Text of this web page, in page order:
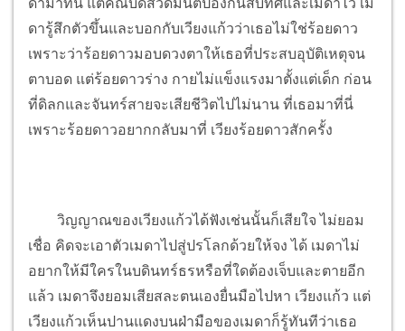
ดารู้สึกตัวขึ้นและบอกกับเวียงแก้วว่าเธอไม่ใช่ร้อยดาว
เพราะว่าร้อยดาวมอบดวงตาให้เธอที่ประสบอุบัติเหตุจน
ตาบอด แต่ร้อยดาวร่าง กายไม่แข็งแรงมาตั้งแต่เด็ก ก่อน
ที่ดิลกและจันทร์สายจะเสียชีวิตไปไม่นาน ที่เธอมาที่นี่
เพราะร้อยดาวอยากกลับมาที่ เวียงร้อยดาวสักครั้ง
วิญญาณของเวียงแก้วได้ฟังเช่นนั้นก็เสียใจ ไม่ยอม
เชื่อ คิดจะเอาตัวเมดาไปสู่ปรโลกด้วยให้จง ได้ เมดาไม่
อยากให้มีใครในบดินทร์ธรหรือที่ใดต้องเจ็บและตายอีก
แล้ว เมดาจึงยอมเสียสละตนเองยื่นมือไปหา เวียงแก้ว แต่
เวียงแก้วเห็นปานแดงบนฝ่ามือของเมดาก็รู้ทันทีว่าเธอ